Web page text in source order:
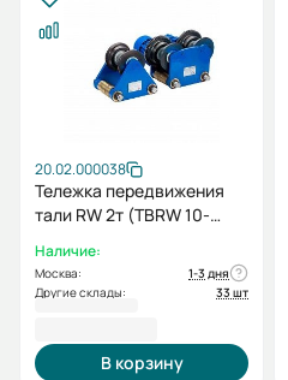
20.02.000038
Тележка передвижения
тали RW 2т (TBRW 10-
Наличие:
Москва:
1-3 дня
Другие склады:
33 шт
В корзину